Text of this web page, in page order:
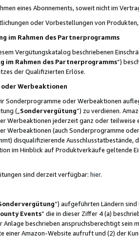
eines Abonnements, soweit nicht im
oder Vorbestellungen von
im Rahmen des Partnerprogramms
Vergütungskatalog beschriebenen
im Rahmen des Partnerprogramms“)
der Qualifizierten Erlöse.
Werbeaktionen
Sonderprogramme oder Werbeaktionen
(„ Sondervergütung”) zu verdienen.
Werbeaktionen jederzeit ganz oder
Werbeaktionen (auch Sonderprogramme
disqualifizierende Ausschlusstatbestände,
im Hinblick auf Produktverkäufe geltende
sind derzeit verfügbar: hier.
“) aufgeführten Ländern
Events“ die in dieser Ziffer 4 (a)
Anlage beschrieben anspruchsberechtigt sein
einer Amazon-Website aufruft und (2) der